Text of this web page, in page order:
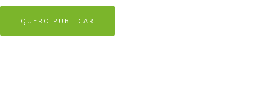
QUERO PUBLICAR